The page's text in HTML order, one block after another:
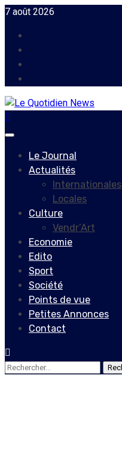
Skip
content
7 août 2026
Primary
Le Journal
Actualités
Internationales
Locales
Culture
Vendr’Art
Economie
Edito
Sport
Société
Points de vue
Petites Annonces
Contact
Rechercher :